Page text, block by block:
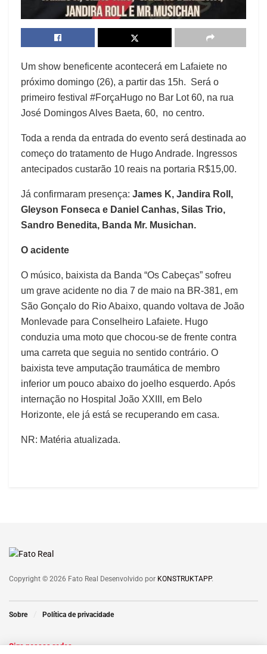
Um show beneficente acontecerá em Lafaiete no
próximo domingo (26), a partir das 15h. Será o
primeiro festival #ForçaHugo no Bar Lot 60, na rua
José Domingos Alves Baeta, 60, no centro.
Toda a renda da entrada do evento será destinada ao
começo do tratamento de Hugo Andrade. Ingressos
antecipados custarão 10 reais na portaria R$15,00.
Já confirmaram presença: James K, Jandira Roll,
Gleyson Fonseca e Daniel Canhas, Silas Trio,
Sandro Benedita, Banda Mr. Musichan.
O acidente
O músico, baixista da Banda “Os Cabeças” sofreu
um grave acidente no dia 7 de maio na BR-381, em
São Gonçalo do Rio Abaixo, quando voltava de João
Monlevade para Conselheiro Lafaiete. Hugo
conduzia uma moto que chocou-se de frente contra
uma carreta que seguia no sentido contrário. O
baixista teve amputação traumática de membro
inferior um pouco abaixo do joelho esquerdo. Após
internação no Hospital João XXIII, em Belo
Horizonte, ele já está se recuperando em casa.
NR: Matéria atualizada.
Copyright © 2026 Fato Real Desenvolvido por KONSTRUKTAPP.
Sobre Política de privacidade
Siga nossas redes